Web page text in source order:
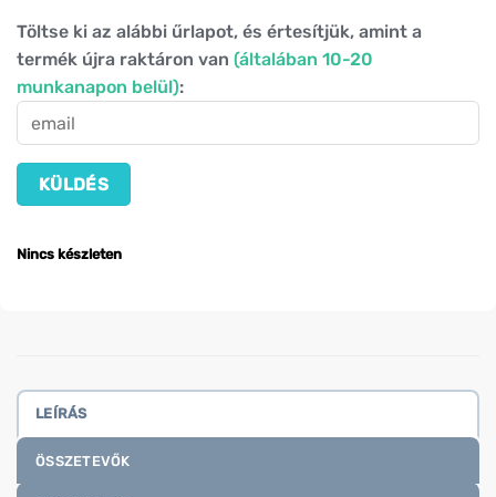
Töltse ki az alábbi űrlapot, és értesítjük, amint a
termék újra raktáron van (általában 10-20
munkanapon belül):
Nincs készleten
LEÍRÁS
ÖSSZETEVŐK